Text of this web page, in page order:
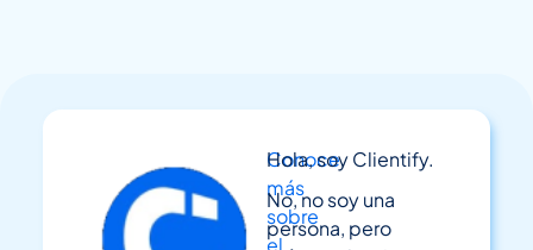
Conoce
más
sobre
el
Hola, soy Clientify.
No, no soy una
persona, pero